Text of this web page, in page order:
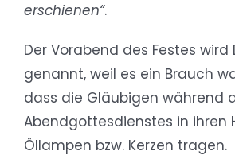
erschienen“.
Der Vorabend des Festes wird
genannt, weil es ein Brauch
dass die Gläubigen während
Abendgottesdienstes in ihren
Öllampen bzw. Kerzen tragen.